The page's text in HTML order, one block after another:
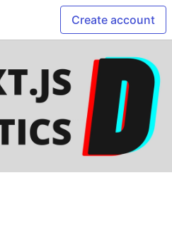
Create account